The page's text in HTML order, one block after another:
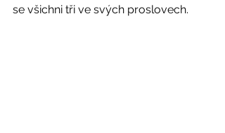
se všichni tři ve svých proslovech.